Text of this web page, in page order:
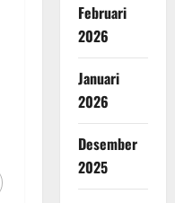
Februari
2026
Januari
2026
Desember
2025